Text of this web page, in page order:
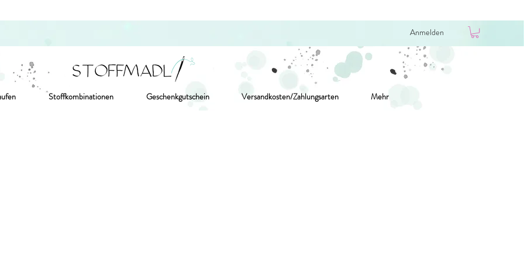
Anmelden
Stoffkombinationen Geschenkgutschein Versandkosten/Zahlungsarten Mehr